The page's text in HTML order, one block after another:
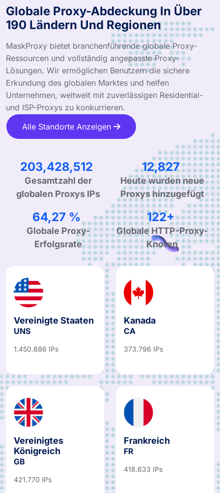
Globale Proxy-Abdeckung In Über
190 Ländern Und Regionen
MaskProxy bietet branchenführende globale Proxy-
Ressourcen und vollständig angepasste Proxy-
Lösungen. Wir ermöglichen Benutzern die sichere
Erkundung des globalen Marktes und helfen
Unternehmen, weltweit mit zuverlässigen Residential-
und ISP-Proxys zu konkurrieren.
Alle Standorte Anzeigen
311,733,710
Gesamtzahl der
globalen Proxys IPs
19,657
Heute wurden neue
Proxys hinzugefügt
99,90 %
Globale Proxy-
Erfolgsrate
190+
Globale HTTP-Proxy-
Knoten
Vereinigte Staaten
UNS
1.450.886 IPs
Kanada
CA
373.796 IPs
Vereinigtes
Königreich
GB
421.770 IPs
Frankreich
FR
418.633 IPs